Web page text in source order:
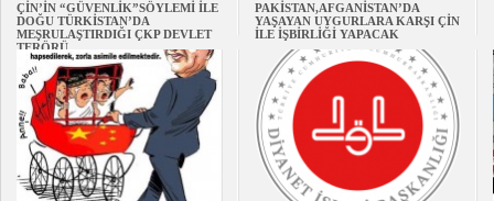
ÇİN’İN “GÜVENLİK”SÖYLEMİ İLE
DOĞU TÜRKİSTAN’DA
MEŞRULAŞTIRDIĞI ÇKP DEVLET
TERÖRÜ
PAKİSTAN,AFGANİSTAN’DA
YAŞAYAN UYGURLARA KARŞI ÇİN
İLE İŞBİRLİĞİ YAPACAK